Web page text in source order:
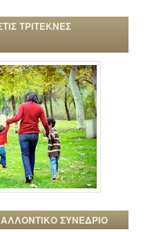
ΤΡΙΤΕΚΝΕΣ
ΣΥΝΕΔΡΙΟ